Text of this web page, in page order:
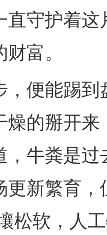
直守护着
富。
能踢到
燥的掰开
，牛粪是
更新繁育，
松软，人